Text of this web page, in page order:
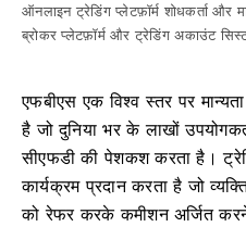
ऑनलाइन ट्रेडिंग प्लेटफ़ॉर्म शोधकर्ता और
ब्रोकर प्लेटफ़ॉर्म और ट्रेडिंग अकाउंट
एफबीएस एक विश्व स्तर पर
है जो दुनिया भर के लाखों
सीएफडी की पेशकश करता है।
कार्यक्रम प्रदान करता है जो
को रेफर करके कमीशन अर्जित